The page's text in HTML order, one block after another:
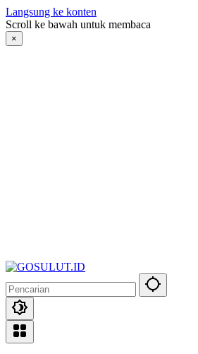
Langsung ke konten
Scroll ke bawah untuk membaca
×